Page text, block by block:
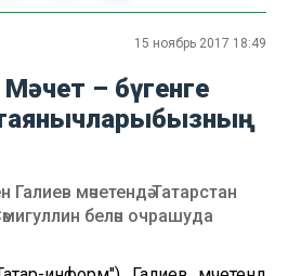
15 ноябрь 2017 18:49
– бүгенге
Галиев мәчетендә Татарстан
белән очрашуда